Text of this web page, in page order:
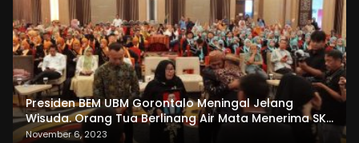
Presiden BEM UBM Gorontalo Meningal Jelang
Wisuda. Orang Tua Berlinang Air Mata Menerima SKL
dan Pemasangan Salempang
November 6, 2023